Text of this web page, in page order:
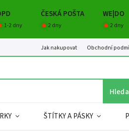
ČESKÁ POŠTA WE|DO
1-2 dny 2 dny 2 dny
Jak nakupovat Obchodní
ŠTÍTKY A PÁSKY